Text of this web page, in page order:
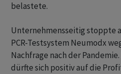
belastete.
Unternehmensseitig stoppte
PCR-Testsystem Neumodx
Nachfrage nach der
dürfte sich positiv auf die